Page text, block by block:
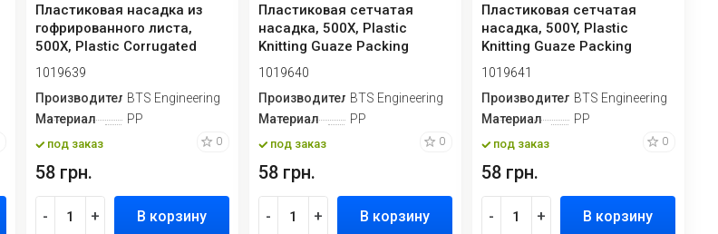
Пластиковая насадка из
гофрированного листа,
500X, Plastic Corrugated
Plate P...
1019639
ПроизводительBTS Engineering
Материал
PP
под заказ 0
58 грн.
- + В корзину
Пластиковая сетчатая
насадка, 500X, Plastic
Knitting Guaze Packing
1019640
ПроизводительBTS Engineering
Материал
PP
под заказ 0
58 грн.
- + В корзину
Пластиковая сетчатая
насадка, 500Y, Plastic
Knitting Guaze Packing
1019641
ПроизводительBTS Engineering
Материал
PP
под заказ 0
58 грн.
- + В корзину